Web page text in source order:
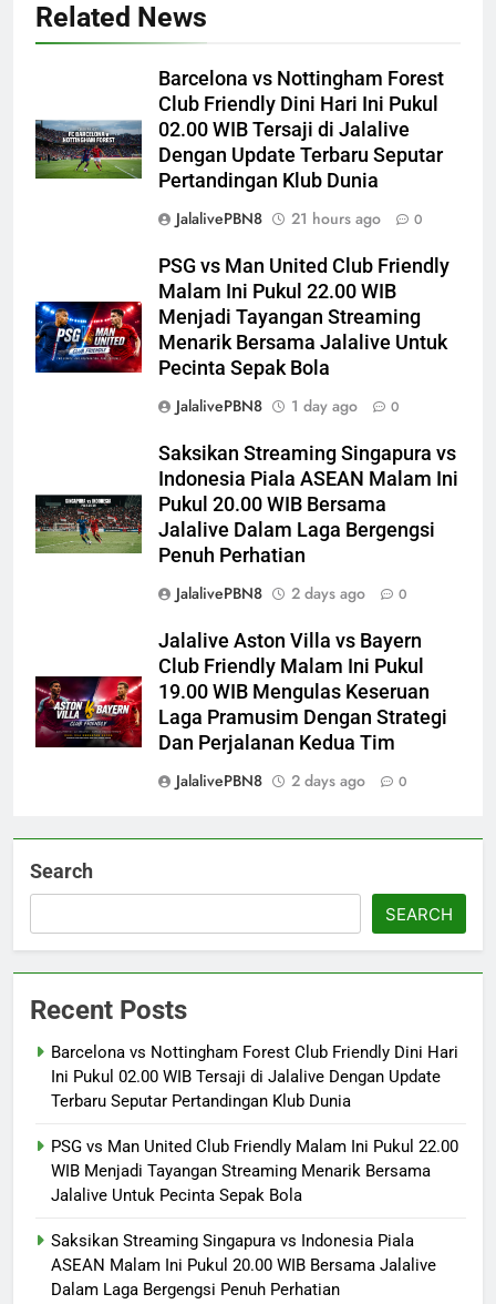
Related News
Barcelona vs Nottingham Forest
Club Friendly Dini Hari Ini Pukul
02.00 WIB Tersaji di Jalalive
Dengan Update Terbaru Seputar
Pertandingan Klub Dunia
JalalivePBN8
21 hours ago 0
PSG vs Man United Club Friendly
Malam Ini Pukul 22.00 WIB
Menjadi Tayangan Streaming
Menarik Bersama Jalalive Untuk
Pecinta Sepak Bola
JalalivePBN8
1 day ago 0
Saksikan Streaming Singapura vs
Indonesia Piala ASEAN Malam Ini
Pukul 20.00 WIB Bersama
Jalalive Dalam Laga Bergengsi
Penuh Perhatian
JalalivePBN8
2 days ago 0
Jalalive Aston Villa vs Bayern
Club Friendly Malam Ini Pukul
19.00 WIB Mengulas Keseruan
Laga Pramusim Dengan Strategi
Dan Perjalanan Kedua Tim
JalalivePBN8
2 days ago 0
Search
SEARCH
Recent Posts
Barcelona vs Nottingham Forest Club Friendly Dini Hari
Ini Pukul 02.00 WIB Tersaji di Jalalive Dengan Update
Terbaru Seputar Pertandingan Klub Dunia
PSG vs Man United Club Friendly Malam Ini Pukul 22.00
WIB Menjadi Tayangan Streaming Menarik Bersama
Jalalive Untuk Pecinta Sepak Bola
Saksikan Streaming Singapura vs Indonesia Piala
ASEAN Malam Ini Pukul 20.00 WIB Bersama Jalalive
Dalam Laga Bergengsi Penuh Perhatian